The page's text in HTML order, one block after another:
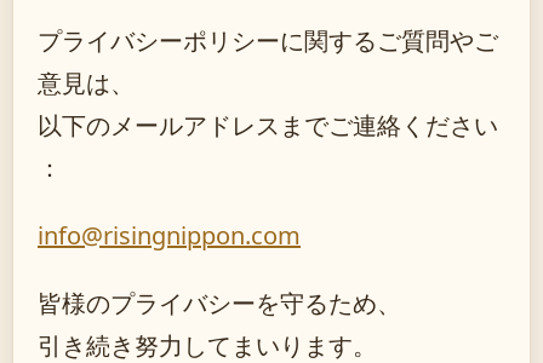
プライバシーポリシーに関するご質問やご
意見は、
以下のメールアドレスまでご連絡ください
：
info@risingnippon.com
皆様のプライバシーを守るため、
引き続き努力してまいります。